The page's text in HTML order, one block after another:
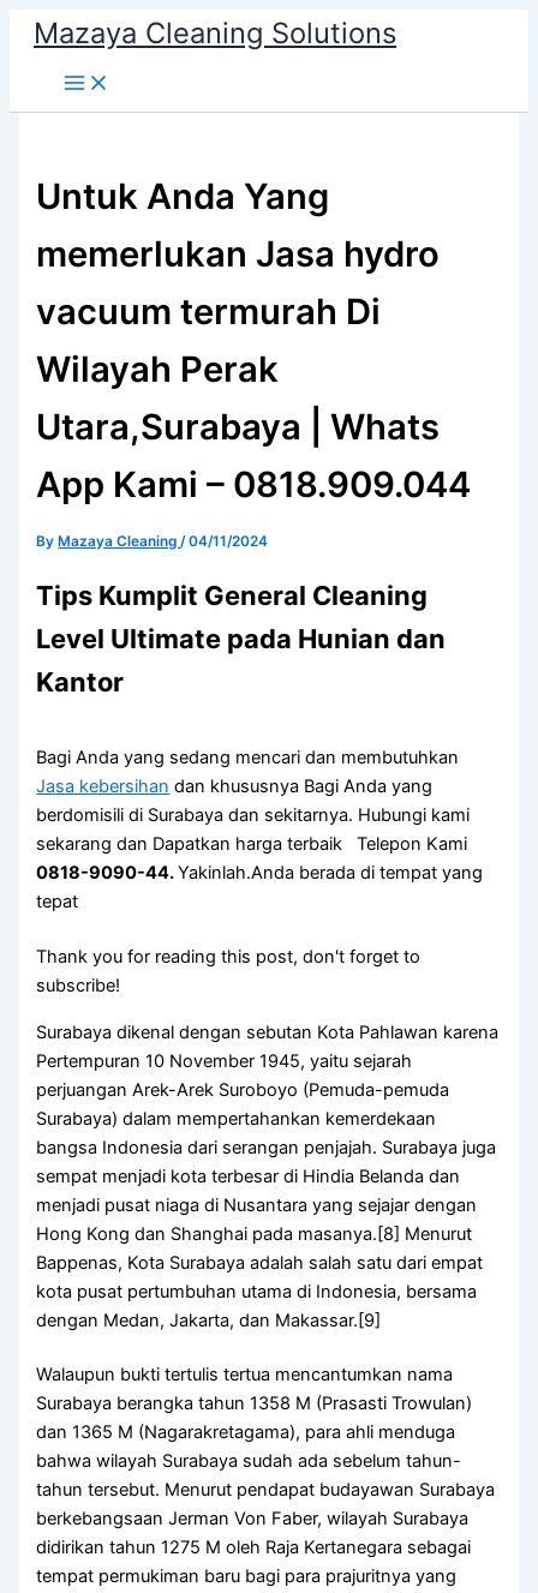
content
Mazaya Cleaning Solutions
Untuk Anda Yang
memerlukan Jasa hydro
vacuum termurah Di
Wilayah Perak
Utara,Surabaya | Whats
App Kami – 0818.909.044
By Mazaya Cleaning/04/11/2024
Tips Kumplit General Cleaning
Level Ultimate pada Hunian dan
Kantor
Bagi Anda yang sedang mencari dan membutuhkan
Jasa kebersihan dan khususnya Bagi Anda yang
berdomisili di Surabaya dan sekitarnya. Hubungi kami
sekarang dan Dapatkan harga terbaik Telepon Kami
0818-9090-44.Yakinlah.Anda berada di tempat yang
tepat
Thank you for reading this post, don't forget to
subscribe!
Surabaya dikenal dengan sebutan Kota Pahlawan karena
Pertempuran 10 November 1945, yaitu sejarah
perjuangan Arek-Arek Suroboyo (Pemuda-pemuda
Surabaya) dalam mempertahankan kemerdekaan
bangsa Indonesia dari serangan penjajah. Surabaya juga
sempat menjadi kota terbesar di Hindia Belanda dan
menjadi pusat niaga di Nusantara yang sejajar dengan
Hong Kong dan Shanghai pada masanya.[8] Menurut
Bappenas, Kota Surabaya adalah salah satu dari empat
kota pusat pertumbuhan utama di Indonesia, bersama
dengan Medan, Jakarta, dan Makassar.[9]
Walaupun bukti tertulis tertua mencantumkan nama
Surabaya berangka tahun 1358 M (Prasasti Trowulan)
dan 1365 M (Nagarakretagama), para ahli menduga
bahwa wilayah Surabaya sudah ada sebelum tahun-
tahun tersebut. Menurut pendapat budayawan Surabaya
berkebangsaan Jerman Von Faber, wilayah Surabaya
didirikan tahun 1275 M oleh Raja Kertanegara sebagai
tempat permukiman baru bagi para prajuritnya yang